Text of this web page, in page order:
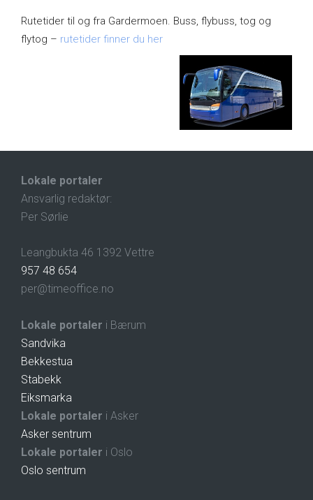
Rutetider til og fra Gardermoen. Buss, flybuss, tog og
flytog – rutetider finner du her
Lokale portaler
Ansvarlig redaktør:
Per Sørlie
Leangbukta 46 1392 Vettre
957 48 654
per@timeoffice.no
Lokale portaler i Bærum
Sandvika
Bekkestua
Stabekk
Eiksmarka
Lokale portaler i Asker
Asker sentrum
Lokale portaler i Oslo
Oslo sentrum